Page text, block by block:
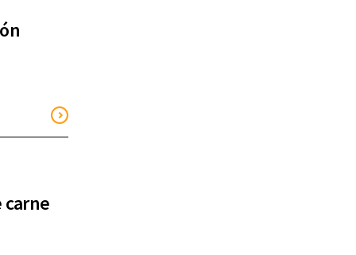
carne